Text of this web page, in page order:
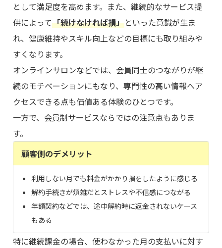
として満足度を高めます。また、継続的なサービス提
供によって「続けなければ損」といった意識が生ま
れ、健康維持やスキル向上などの目標にも取り組みや
すくなります。
オンラインサロンなどでは、会員同士のつながりが継
続のモチベーションにもなり、専門性の高い情報へア
クセスできる点も価値ある体験のひとつです。
一方で、会員制サービスならではの注意点もありま
す。
顧客側のデメリット
利用しない月でも料金がかかり損をしたように感じる
解約手続きが煩雑だとストレスや不信感につながる
年額契約などでは、途中解約時に返金されないケース
もある
特に継続課金の場合、使わなかった月の支払いに対す